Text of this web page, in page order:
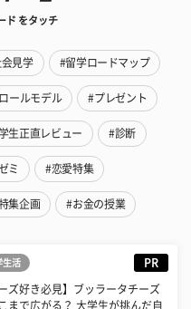
ド をタッチ
見学 #留学ロードマップ
ールモデル #プレゼント
生正直レビュー #診断
ミ #恋愛特集
集企画 #お金の授業
生活 PR
ーズ好き必見】ブッラータチーズ
まで広がる？ 大学生が挑んだ自